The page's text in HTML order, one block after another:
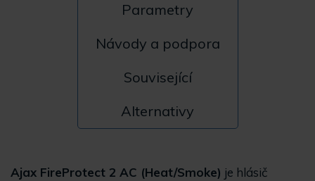
Parametry
Návody a podpora
Související
Alternativy
Ajax FireProtect 2 AC (Heat/Smoke) je hlásič